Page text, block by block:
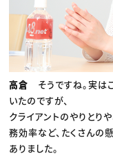
高倉 そうですね。実
いたのですが、
クライアントのやりとり
務効率など、たくさんの
ありました。